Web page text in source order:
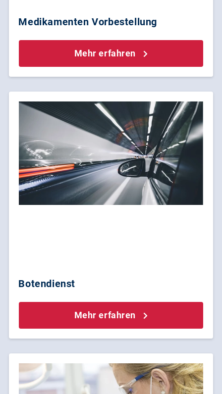
Medikamenten Vorbestellung
Mehr erfahren
Botendienst
Mehr erfahren